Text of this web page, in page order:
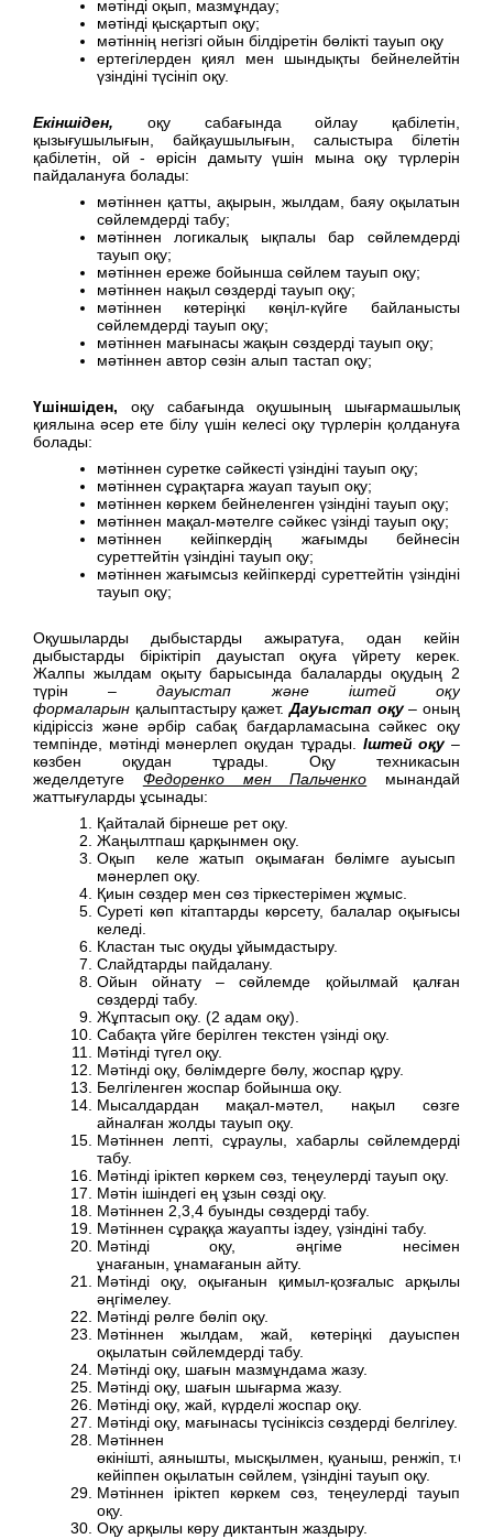
мәтінді оқып, мазмұндау;
мәтінді қысқартып оқу;
мәтіннің негізгі ойын білдіретін бөлікті тауып оқу
ертегілерден қиял мен шындықты бейнелейтін
үзіндіні түсініп оқу.
Екіншіден, оқу сабағында ойлау қабілетін,
қызығушылығын, байқаушылығын, салыстыра білетін
қабілетін, ой - өрісін дамыту үшін мына оқу түрлерін
пайдалануға болады:
мәтіннен қатты, ақырын, жылдам, баяу оқылатын
сөйлемдерді табу;
мәтіннен логикалық ықпалы бар сөйлемдерді
тауып оқу;
мәтіннен ереже бойынша сөйлем тауып оқу;
мәтіннен нақыл сөздерді тауып оқу;
мәтіннен көтеріңкі көңіл-күйге байланысты
сөйлемдерді тауып оқу;
мәтіннен мағынасы жақын сөздерді тауып оқу;
мәтіннен автор сөзін алып тастап оқу;
Үшіншіден, оқу сабағында оқушының шығармашылық
қиялына әсер ете білу үшін келесі оқу түрлерін қолдануға
болады:
мәтіннен суретке сәйкесті үзіндіні тауып оқу;
мәтіннен сұрақтарға жауап тауып оқу;
мәтіннен көркем бейнеленген үзіндіні тауып оқу;
мәтіннен мақал-мәтелге сәйкес үзінді тауып оқу;
мәтіннен кейіпкердің жағымды бейнесін
суреттейтін үзіндіні тауып оқу;
мәтіннен жағымсыз кейіпкерді суреттейтін үзіндіні
тауып оқу;
Оқушыларды дыбыстарды ажыратуға, одан кейін
дыбыстарды біріктіріп дауыстап оқуға үйрету керек.
Жалпы жылдам оқыту барысында балаларды оқудың 2
түрін –дауыстап және іштей оқу
формаларын қалыптастыру қажет.Дауыстап оқу– оның
кідіріссіз және әрбір сабақ бағдарламасына сәйкес оқу
темпінде, мәтінді мәнерлеп оқудан тұрады. Іштей оқу–
көзбен оқудан тұрады. Оқу техникасын
жеделдетуге Федоренко мен Пальченко мынандай
жаттығуларды ұсынады:
Қайталай бірнеше рет оқу.
Жаңылтпаш қарқынмен оқу.
Оқып келе жатып оқымаған бөлімге ауысып
мәнерлеп оқу.
Қиын сөздер мен сөз тіркестерімен жұмыс.
Суреті көп кітаптарды көрсету, балалар оқығысы
келеді.
Кластан тыс оқуды ұйымдастыру.
Слайдтарды пайдалану.
Ойын ойнату – сөйлемде қойылмай қалған
сөздерді табу.
Жұптасып оқу. (2 адам оқу).
Сабақта үйге берілген текстен үзінді оқу.
Мәтінді түгел оқу.
Мәтінді оқу, бөлімдерге бөлу, жоспар құру.
Белгіленген жоспар бойынша оқу.
Мысалдардан мақал-мәтел, нақыл сөзге
айналған жолды тауып оқу.
Мәтіннен лепті, сұраулы, хабарлы сөйлемдерді
табу.
Мәтінді іріктеп көркем сөз, теңеулерді тауып оқу.
Мәтін ішіндегі ең ұзын сөзді оқу.
Мәтіннен 2,3,4 буынды сөздерді табу.
Мәтіннен сұраққа жауапты іздеу, үзіндіні табу.
Мәтінді оқу, әңгіме несімен
ұнағанын, ұнамағанын айту.
Мәтінді оқу, оқығанын қимыл-қозғалыс арқылы
әңгімелеу.
Мәтінді рөлге бөліп оқу.
Мәтіннен жылдам, жай, көтеріңкі дауыспен
оқылатын сөйлемдерді табу.
Мәтінді оқу, шағын мазмұндама жазу.
Мәтінді оқу, шағын шығарма жазу.
Мәтінді оқу, жай, күрделі жоспар оқу.
Мәтінді оқу, мағынасы түсініксіз сөздерді белгілеу.
Мәтіннен
өкінішті, аянышты, мысқылмен, қуаныш, ренжіп, т.б.
кейіппен оқылатын сөйлем, үзіндіні тауып оқу.
Мәтіннен іріктеп көркем сөз, теңеулерді тауып
оқу.
Оқу арқылы көру диктантын жаздыру.